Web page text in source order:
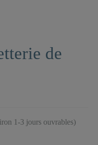
de
1-3 jours ouvrables)